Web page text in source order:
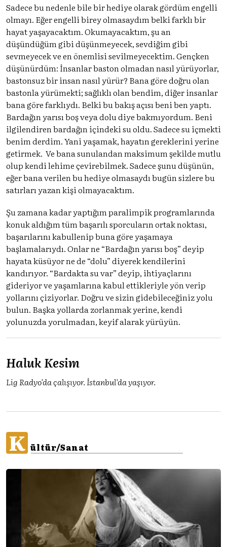
Sadece bu nedenle bile bir hediye olarak gördüm engelli
olmayı. Eğer engelli birey olmasaydım belki farklı bir
hayat yaşayacaktım. Okumayacaktım, şu an
düşündüğüm gibi düşünmeyecek, sevdiğim gibi
sevmeyecek ve en önemlisi sevilmeyecektim. Gençken
düşünürdüm: İnsanlar baston olmadan nasıl yürüyorlar,
bastonsuz bir insan nasıl yürür? Bana göre doğru olan
bastonla yürümekti; sağlıklı olan bendim, diğer insanlar
bana göre farklıydı. Belki bu bakış açısı beni ben yaptı.
Bardağın yarısı boş veya dolu diye bakmıyordum. Beni
ilgilendiren bardağın içindeki su oldu. Sadece su içmekti
benim derdim. Yani yaşamak, hayatın gereklerini yerine
getirmek. Ve bana sunulandan maksimum şekilde mutlu
olup kendi lehime çevirebilmek. Sadece şunu düşünün,
eğer bana verilen bu hediye olmasaydı bugün sizlere bu
satırları yazan kişi olmayacaktım.
Şu zamana kadar yaptığım paralimpik programlarında
konuk aldığım tüm başarılı sporcuların ortak noktası,
başarılarını kabullenip buna göre yaşamaya
başlamalarıydı. Onlar ne “Bardağın yarısı boş” deyip
hayata küsüyor ne de “dolu” diyerek kendilerini
kandırıyor. “Bardakta su var” deyip, ihtiyaçlarını
gideriyor ve yaşamlarına kabul ettikleriyle yön verip
yollarını çiziyorlar. Doğru ve sizin gidebileceğiniz yolu
bulun. Başka yollarda zorlanmak yerine, kendi
yolunuzda yorulmadan, keyif alarak yürüyün.
Haluk Kesim
Lig Radyo'da çalışıyor. İstanbul'da yaşıyor.
K ültür/Sanat